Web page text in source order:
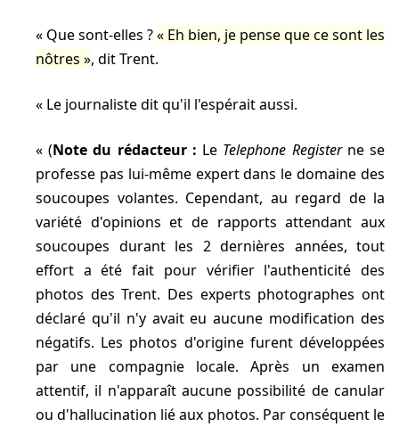
Que sont-elles ?
Eh bien, je pense que ce sont les
nôtres
, dit Trent.
Le journaliste dit qu'il l'espérait aussi.
(Note du rédacteur : Le Telephone Registerne se
professe pas lui-même expert dans le domaine des
soucoupes volantes. Cependant, au regard de la
variété d'opinions et de rapports attendant aux
soucoupes durant les 2 dernières années, tout
effort a été fait pour vérifier l'authenticité des
photos des Trent. Des experts photographes ont
déclaré qu'il n'y avait eu aucune modification des
négatifs. Les photos d'origine furent développées
par une compagnie locale. Après un examen
attentif, il n'apparaît aucune possibilité de canular
ou d'hallucination lié aux photos. Par conséquent le